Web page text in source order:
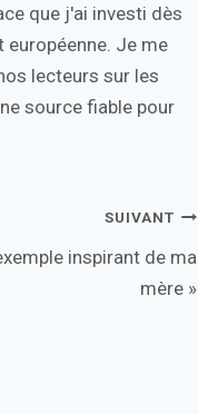
que j'ai investi dès
Je me
lecteurs sur les
source fiable pour
SUIVANT
inspirant de ma
mère »